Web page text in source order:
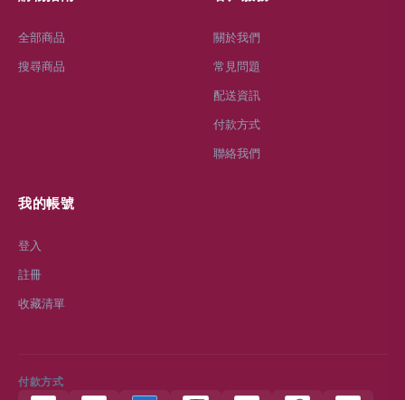
全部商品
搜尋商品
關於我們
常見問題
配送資訊
付款方式
聯絡我們
我的帳號
登入
註冊
收藏清單
付款方式